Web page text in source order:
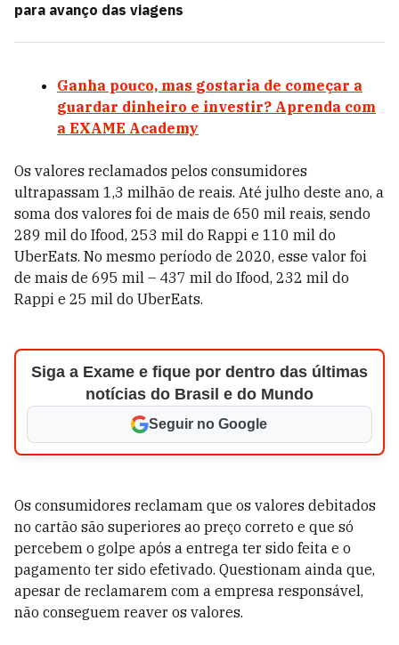
para avanço das viagens
Ganha pouco, mas gostaria de começar a
guardar dinheiro e investir? Aprenda com
a EXAME Academy
Os valores reclamados pelos consumidores
ultrapassam 1,3 milhão de reais. Até julho deste ano, a
soma dos valores foi de mais de 650 mil reais, sendo
289 mil do Ifood, 253 mil do Rappi e 110 mil do
UberEats. No mesmo período de 2020, esse valor foi
de mais de 695 mil – 437 mil do Ifood, 232 mil do
Rappi e 25 mil do UberEats.
Siga a Exame e fique por dentro das últimas
notícias do Brasil e do Mundo
Seguir no Google
Os consumidores reclamam que os valores debitados
no cartão são superiores ao preço correto e que só
percebem o golpe após a entrega ter sido feita e o
pagamento ter sido efetivado. Questionam ainda que,
apesar de reclamarem com a empresa responsável,
não conseguem reaver os valores.